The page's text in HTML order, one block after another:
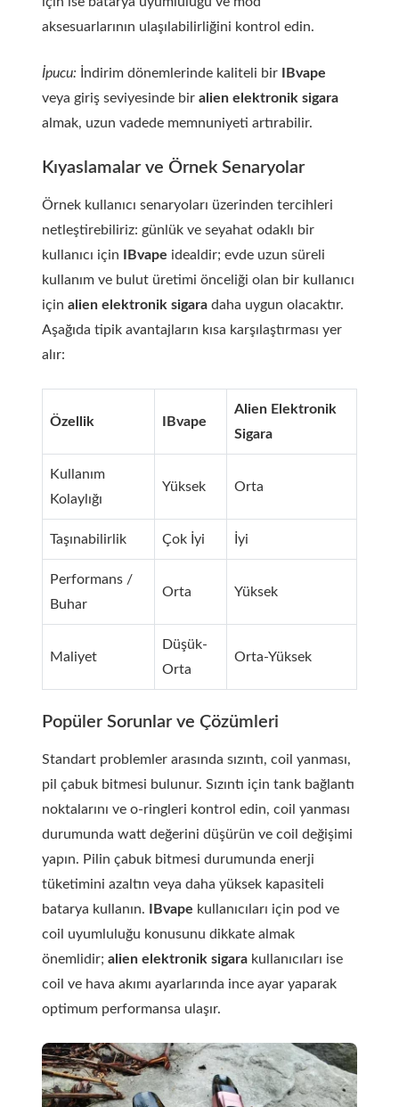
aksesuarlarının ulaşılabilirliğini kontrol edin.
İpucu: İndirim dönemlerinde kaliteli bir
IBvape
veya giriş seviyesinde bir alien elektronik sigara
almak, uzun vadede memnuniyeti artırabilir.
Kıyaslamalar ve Örnek Senaryolar
Örnek kullanıcı senaryoları üzerinden tercihleri
netleştirebiliriz: günlük ve seyahat odaklı bir
kullanıcı için
IBvape idealdir; evde uzun süreli
kullanım ve bulut üretimi önceliği olan bir kullanıcı
için alien elektronik sigara daha uygun olacaktır.
Aşağıda tipik avantajların kısa karşılaştırması yer
alır:
Özellik IBvape
Alien Elektronik
Sigara
Kullanım
Kolaylığı
Yüksek Orta
Taşınabilirlik Çok İyi İyi
Performans /
Buhar
Orta Yüksek
Maliyet
Düşük-
Orta
Orta-Yüksek
Popüler Sorunlar ve Çözümleri
Standart problemler arasında sızıntı, coil yanması,
pil çabuk bitmesi bulunur. Sızıntı için tank bağlantı
noktalarını ve o-ringleri kontrol edin, coil yanması
durumunda watt değerini düşürün ve coil değişimi
yapın. Pilin çabuk bitmesi durumunda enerji
tüketimini azaltın veya daha yüksek kapasiteli
batarya kullanın.
IBvape kullanıcıları için pod ve
coil uyumluluğu konusunu dikkate almak
önemlidir; alien elektronik sigara kullanıcıları ise
coil ve hava akımı ayarlarında ince ayar yaparak
optimum performansa ulaşır.